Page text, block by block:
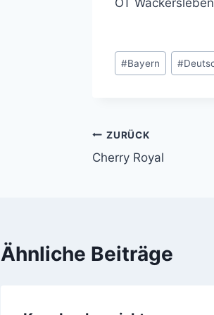
Schlagworte:
#Bayern #
ZURÜCK
Cherry Royal
Ähnliche Beiträge